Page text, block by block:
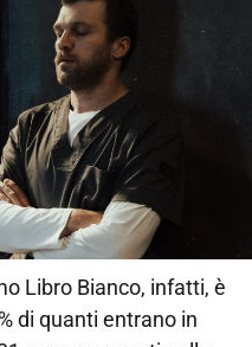
Libro Bianco, infatti, è
di quanti entrano in